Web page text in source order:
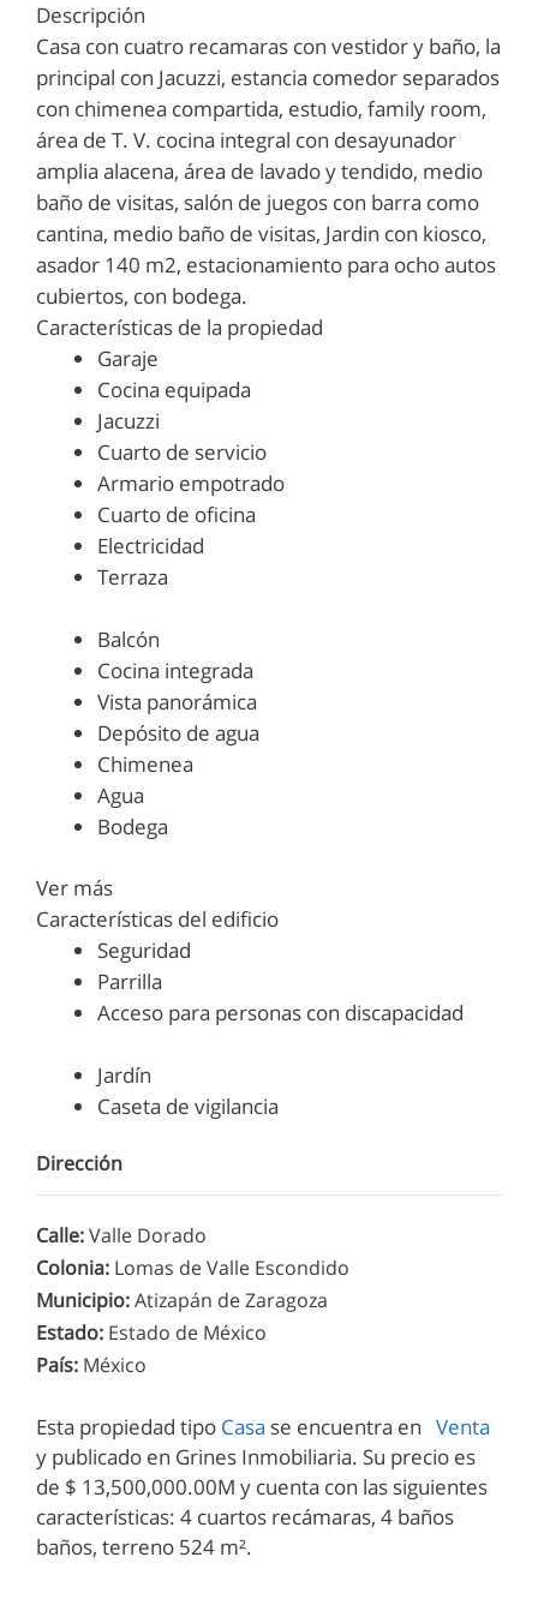
Descripción
Casa con cuatro recamaras con vestidor y baño, la
principal con Jacuzzi, estancia comedor separados
con chimenea compartida, estudio, family room,
área de T. V. cocina integral con desayunador
amplia alacena, área de lavado y tendido, medio
baño de visitas, salón de juegos con barra como
cantina, medio baño de visitas, Jardin con kiosco,
asador 140 m2, estacionamiento para ocho autos
cubiertos, con bodega.
Características de la propiedad
Garaje
Cocina equipada
Jacuzzi
Cuarto de servicio
Armario empotrado
Cuarto de oficina
Electricidad
Terraza
Balcón
Cocina integrada
Vista panorámica
Depósito de agua
Chimenea
Agua
Bodega
Ver más
Características del edificio
Seguridad
Parrilla
Acceso para personas con discapacidad
Jardín
Caseta de vigilancia
Dirección
Calle:Valle Dorado
Colonia: Lomas de Valle Escondido
Municipio:Atizapán de Zaragoza
Estado: Estado de México
País: México
Esta propiedad tipo Casa se encuentra en Venta
y publicado en Grines Inmobiliaria. Su precio es
de $ 13,500,000.00M y cuenta con las siguientes
características: 4 сuartos recámaras, 4 baños
baños, terreno 524 m².